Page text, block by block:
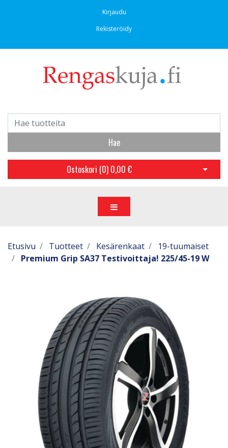
Kirjaudu
Rekisteröidy
Hae
Ostoskori (0) 0,00 € Avaa
Etusivu Tuotteet Kesärenkaat
19-tuumaiset
Premium Grip SA37 Testivoittaja! 225/45-19 W